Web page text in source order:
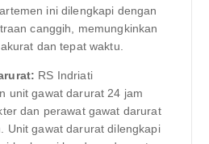
ini dilengkapi dengan
canggih, memungkinkan
dan tepat waktu.
RS Indriati
unit gawat darurat 24 jam
dan perawat gawat darurat
Unit gawat darurat dilengkapi